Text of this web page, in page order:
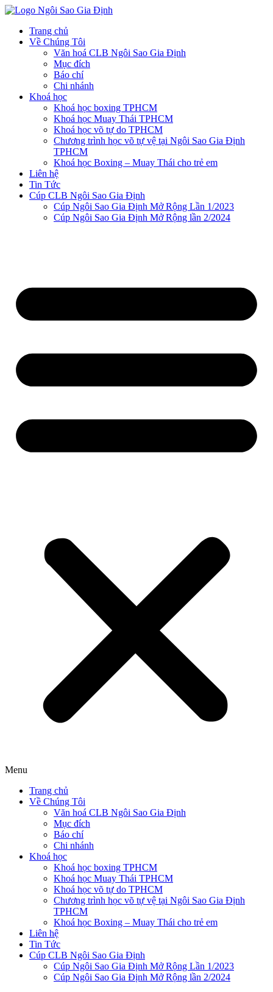
Trang chủ
Về Chúng Tôi
Văn hoá CLB Ngôi Sao Gia Định
Mục đích
Báo chí
Chi nhánh
Khoá học
Khoá học boxing TPHCM
Khoá học Muay Thái TPHCM
Khoá học võ tự do TPHCM
Chương trình học võ tự vệ tại Ngôi Sao Gia Định
TPHCM
Khoá học Boxing – Muay Thái cho trẻ em
Liên hệ
Tin Tức
Cúp CLB Ngôi Sao Gia Định
Cúp Ngôi Sao Gia Định Mở Rộng Lần 1/2023
Cúp Ngôi Sao Gia Định Mở Rộng lần 2/2024
Menu
Trang chủ
Về Chúng Tôi
Văn hoá CLB Ngôi Sao Gia Định
Mục đích
Báo chí
Chi nhánh
Khoá học
Khoá học boxing TPHCM
Khoá học Muay Thái TPHCM
Khoá học võ tự do TPHCM
Chương trình học võ tự vệ tại Ngôi Sao Gia Định
TPHCM
Khoá học Boxing – Muay Thái cho trẻ em
Liên hệ
Tin Tức
Cúp CLB Ngôi Sao Gia Định
Cúp Ngôi Sao Gia Định Mở Rộng Lần 1/2023
Cúp Ngôi Sao Gia Định Mở Rộng lần 2/2024